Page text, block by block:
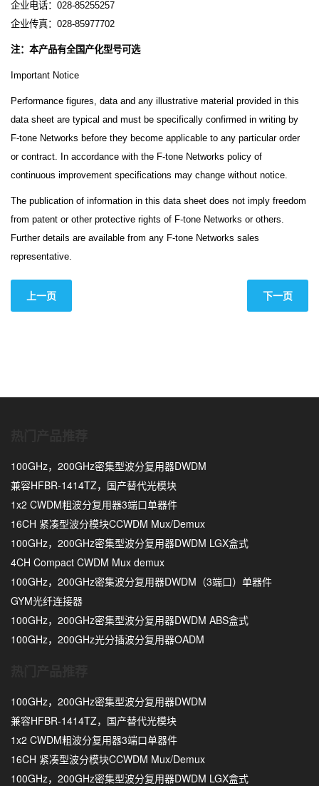
企业电话：028-85255257
企业传真：028-85977702
注：本产品有全国产化型号可选
Important Notice
Performance figures, data and any illustrative material provided in this
data sheet are typical and must be specifically confirmed in writing by
F-tone Networks before they become applicable to any particular order
or contract. In accordance with the F-tone Networks policy of
continuous improvement specifications may change without notice.
The publication of information in this data sheet does not imply freedom
from patent or other protective rights of F-tone Networks or others.
Further details are available from any F-tone Networks sales
representative.
上一页 下一页
100GHz，200GHz密集型波分复用器DWDM
兼容HFBR-1414TZ，国产替代光模块
1x2 CWDM粗波分复用器3端口单器件
16CH 紧凑型波分模块CCWDM Mux/Demux
100GHz，200GHz密集型波分复用器DWDM LGX盒式
4CH Compact CWDM Mux demux
100GHz，200GHz密集波分复用器DWDM（3端口）单器件
GYM光纤连接器
100GHz，200GHz密集型波分复用器DWDM ABS盒式
100GHz，200GHz光分插波分复用器OADM
100GHz，200GHz密集型波分复用器DWDM
兼容HFBR-1414TZ，国产替代光模块
1x2 CWDM粗波分复用器3端口单器件
16CH 紧凑型波分模块CCWDM Mux/Demux
100GHz，200GHz密集型波分复用器DWDM LGX盒式